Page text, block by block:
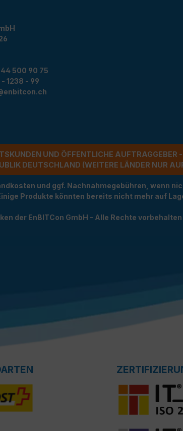
44 500 90 75
1238 - 99
UND ÖFFENTLICHE AUFTRAGGEBER
DEUTSCHLAND (WEITERE LÄNDER NUR AUF
und ggf. Nachnahmegebühren, wenn
Produkte könnten bereits nicht mehr auf
der EnBITCon GmbH - Alle Rechte